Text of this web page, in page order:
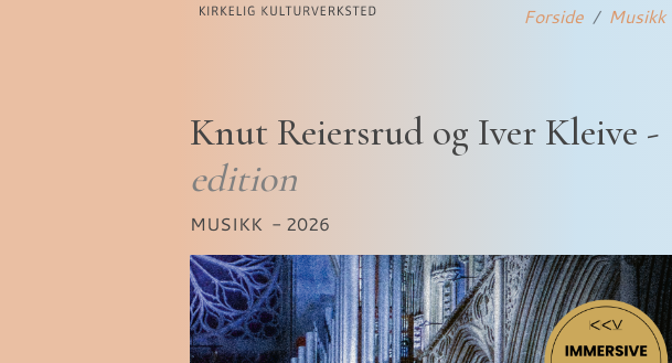
Forside Musikk
Knut Reiersrud og Iver Kleive -
edition
MUSIKK - 2026